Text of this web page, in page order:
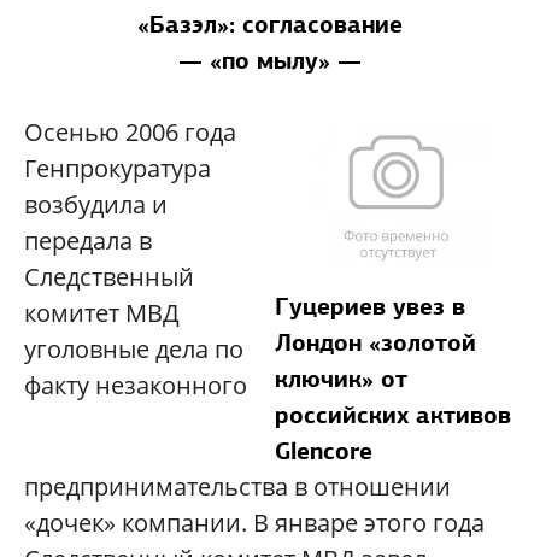
«Базэл»: согласование
— «по мылу» —
Гуцериев увез в
Лондон «золотой
ключик» от
российских активов
Glencore
Осенью 2006 года
Генпрокуратура
возбудила и
передала в
Следственный
комитет МВД
уголовные дела по
факту незаконного
предпринимательства в отношении
«дочек» компании. В январе этого года